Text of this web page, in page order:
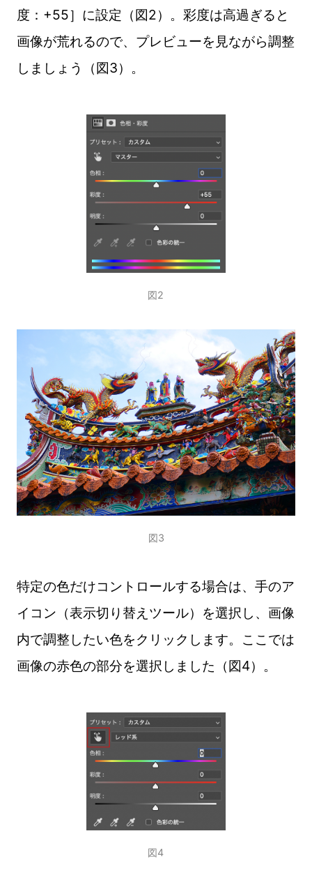
度：+55］に設定（図2）。彩度は高過ぎると
画像が荒れるので、プレビューを見ながら調整
しましょう（図3）。
図2
図3
特定の色だけコントロールする場合は、手のア
イコン（表示切り替えツール）を選択し、画像
内で調整したい色をクリックします。ここでは
画像の赤色の部分を選択しました（図4）。
図4